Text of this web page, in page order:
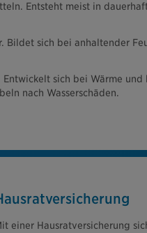
Entsteht meist in
Bildet sich bei anhaltender
sich bei Wärme und
nach Wasserschäden.
einer Hausratversicherung